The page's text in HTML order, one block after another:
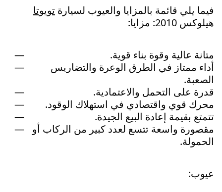
فيما يلي قائمة بالمزايا والعيوب لسيارة تويوتا
هيلوكس 2010: مزايا:
متانة عالية وقوة بناء قوية.
أداء ممتاز في الطرق الوعرة والتضاريس
الصعبة.
قدرة على التحمل والاعتمادية.
محرك قوي واقتصادي في استهلاك الوقود.
تتمتع بقيمة إعادة البيع الجيدة.
مقصورة واسعة تتسع لعدد كبير من الركاب أو
الحمولة.
عيوب: